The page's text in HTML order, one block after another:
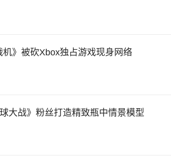
机》被砍Xbox独占游戏现身网络
大战》粉丝打造精致瓶中情景模型